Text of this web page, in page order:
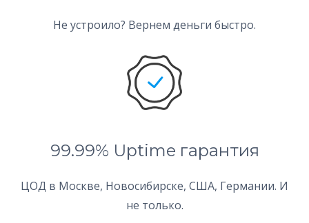
Не устроило? Вернем деньги быстро.
99.99% Uptime гарантия
ЦОД в Москве, Новосибирске, США, Германии. И
не только.